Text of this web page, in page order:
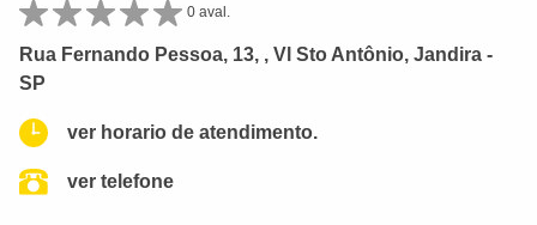
0 aval.
Rua Fernando Pessoa, 13, , Vl Sto Antônio, Jandira -
SP
ver horario de atendimento.
ver telefone